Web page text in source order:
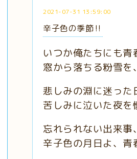
2021-07-31 13:59:00
辛子色の季節‼️
いつか俺たちにも
窓から落ちる粉雪を
悲しみの淵に迷った
苦しみに泣いた夜を
忘れられない出来事
辛子色の月日よ、青